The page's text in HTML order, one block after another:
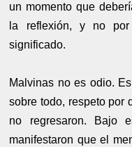
un momento que
la reflexión, y no por
significado.
Malvinas no es odio.
sobre todo, respeto por
no regresaron. Bajo
manifestaron que el